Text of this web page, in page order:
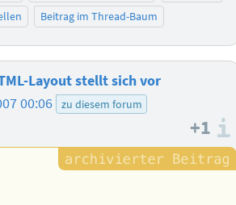
Beitrag im Thread-Baum
Layout stellt sich vor
00:06 zu diesem forum
+1